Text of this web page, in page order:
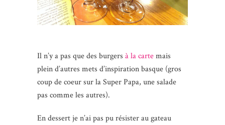
Il n’y a pas que des burgers à la cartemais
plein d’autres mets d’inspiration basque (gros
coup de coeur sur la Super Papa, une salade
pas comme les autres).
En dessert je n’ai pas pu résister au gateau